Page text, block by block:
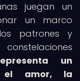
juegan un
un marco
patrones y
un
el amor, la